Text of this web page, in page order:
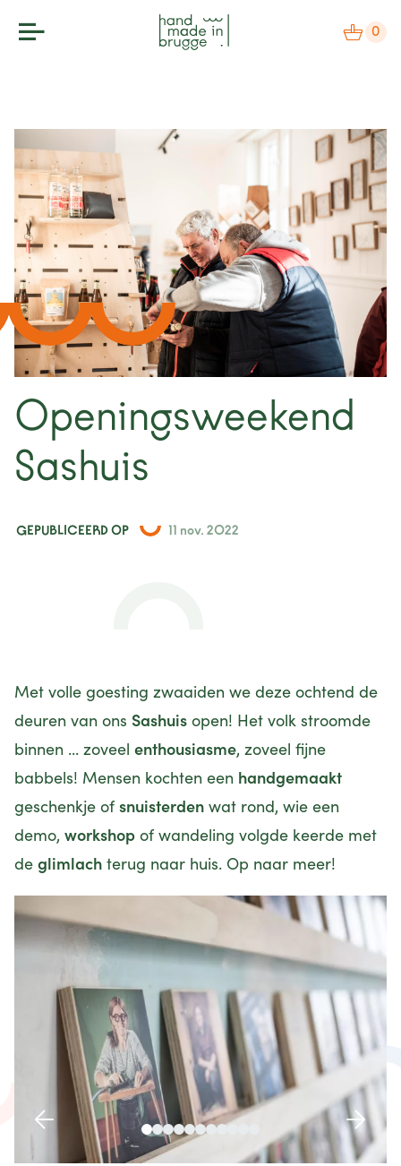
0
makers
bezoek
agenda
over
nieuws
contact
Openingsweekend
Sashuis
GEPUBLICEERD OP 11 nov. 2022
Met volle goesting zwaaiden we deze ochtend de
deuren van ons Sashuis open! Het volk stroomde
binnen ... zoveel enthousiasme, zoveel fijne
babbels! Mensen kochten een handgemaakt
geschenkje of snuisterden wat rond, wie een
demo, workshop of wandeling volgde keerde met
de glimlach terug naar huis. Op naar meer!